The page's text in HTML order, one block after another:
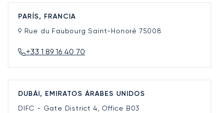
PARÍS, FRANCIA
9 Rue du Faubourg Saint-Honoré 75008
+33 1 89 16 40 70
DUBÁI, EMIRATOS ÁRABES UNIDOS
DIFC - Gate District 4, Office B03